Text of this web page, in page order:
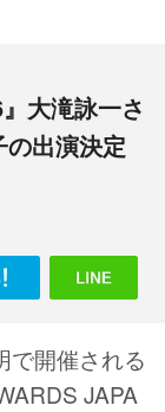
大滝詠一さ
出演決定
開催される
JAPA